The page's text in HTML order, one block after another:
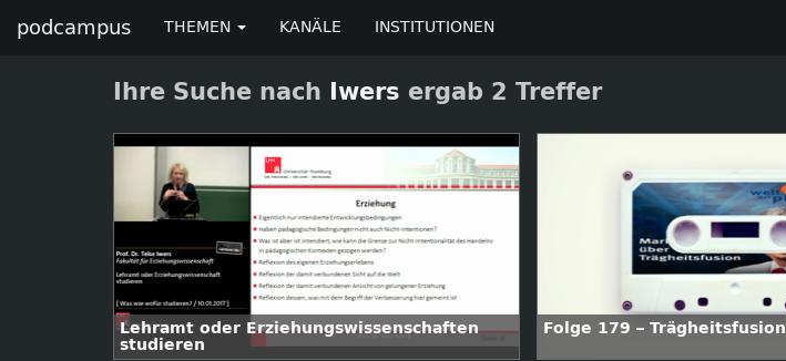
podcampus THEMEN KANÄLE INSTITUTIONEN
Ihre Suche nach Iwers ergab 2 Treffer
Lehramt oder Erziehungswissenschaften
studieren
Folge 179 – Trägheitsfusion